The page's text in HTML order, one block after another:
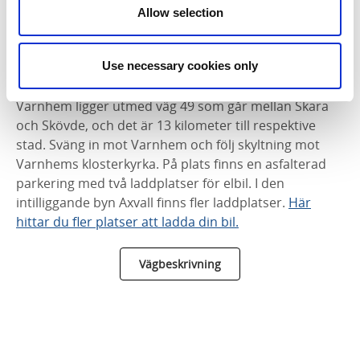
Allow selection
Use necessary cookies only
Hitta busstider
Vägbeskrivning
Varnhem ligger utmed väg 49 som går mellan Skara
och Skövde, och det är 13 kilometer till respektive
stad. Sväng in mot Varnhem och följ skyltning mot
Varnhems klosterkyrka. På plats finns en asfalterad
parkering med två laddplatser för elbil. I den
intilliggande byn Axvall finns fler laddplatser. Här
hittar du fler platser att ladda din bil.
Vägbeskrivning